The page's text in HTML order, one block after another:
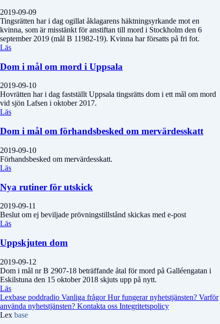
2019-09-09
Tingsrätten har i dag ogillat åklagarens häktningsyrkande mot en
kvinna, som är misstänkt för anstiftan till mord i Stockholm den 6
september 2019 (mål B 11982-19). Kvinna har försatts på fri fot.
Läs
Dom i mål om mord i Uppsala
2019-09-10
Hovrätten har i dag fastställt Uppsala tingsrätts dom i ett mål om mord
vid sjön Lafsen i oktober 2017.
Läs
Dom i mål om förhandsbesked om mervärdesskatt
2019-09-10
Förhandsbesked om mervärdesskatt.
Läs
Nya rutiner för utskick
2019-09-11
Beslut om ej beviljade prövningstillstånd skickas med e-post
Läs
Uppskjuten dom
2019-09-12
Dom i mål nr B 2907-18 beträffande åtal för mord på Galléengatan i
Eskilstuna den 15 oktober 2018 skjuts upp på nytt.
Läs
Lexbase poddradio Vanliga frågorHur fungerar nyhetstjänsten? Varför
använda nyhetstjänsten? Kontakta oss Integritetspolicy
Lex base